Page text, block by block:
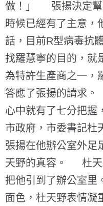
做！」 張揚決定幫
時候已經有了主意，
話，目前R型病毒抗
找羅慧寧的目的，就
為特許生產商之一，
答應了張揚的請求
心中就有了七分把握
市政府，市委書記杜
張揚在他辦公室外足
天野的真容。 杜天
把他引到了辦公室
面色，杜天野表情凝